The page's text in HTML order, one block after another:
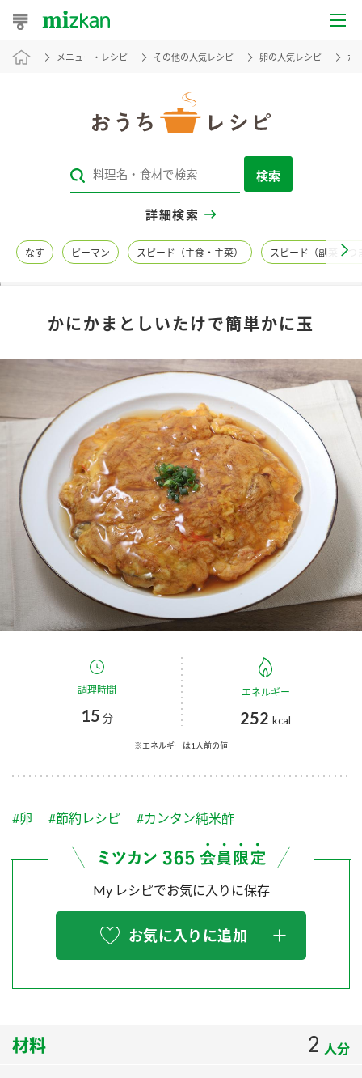
おうちレシピ
レシピカテゴリ一覧
レシピ名特集
商品情報
酢 調味酢
お酢ドリンク ぽん酢
みりん風・料理酒 鍋用調味料
つゆ
スープ 中華
ふりかけ おすしの素
炊き込みご飯の素 米飯用調味液
新商品一覧
キャンペーン情報
ブランド・スペシャルサイト
ブランド・スペシャルサイト トップ
商品ブランドサイト
Fibee（ファイビー）
くらしプラ酢
お酢ドリンク
つゆ
PIN印
スペシャルサイト
お酢を知ろう！
ぽん酢サワー
企業情報
国内事業概要
企業理念
ミツカンの歴史
ミツカンを知る
環境への取り組み
ZENB initiative
MIM（ミツカンミュージアム）
各部門が大切にしていること
販売終了製品のご案内
よくあるご質問
地図から取り扱い店舗を探す
メニュー・レシピ その他の人気レシピ 卵の人気レシピ か
検索
詳細検索
なす ピーマン スピード（主食・主菜） スピード（副菜・つ
かにかまとしいたけで簡単かに玉
調理時間
15 分
エネルギー
252 kcal
※エネルギーは1人前の値
#卵 #節約レシピ #カンタン純米酢
My レシピでお気に入りに保存
お気に入りに追加
材料 2 人分